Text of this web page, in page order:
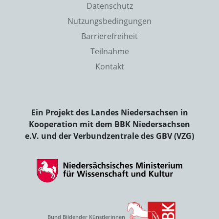
Datenschutz
Nutzungsbedingungen
Barrierefreiheit
Teilnahme
Kontakt
Ein Projekt des Landes Niedersachsen in
Kooperation mit dem BBK Niedersachsen
e.V. und der Verbundzentrale des GBV (VZG)
Bund Bildender Künstlerinnen